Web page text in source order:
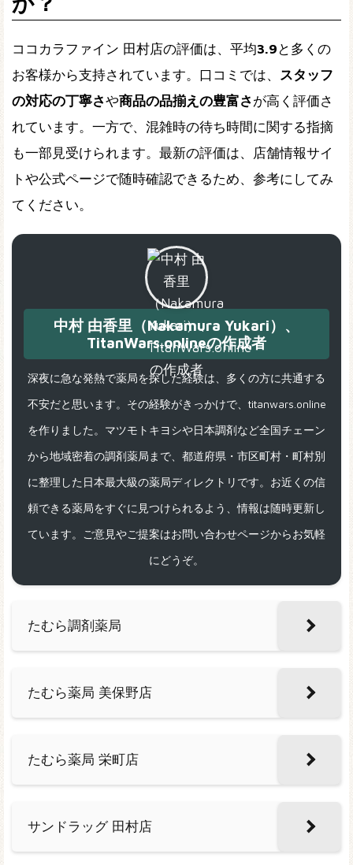
ココカラファイン 田村店の評価は、平均3.9 と多くの
お客様から支持されています。口コミでは、 スタッフ
の対応の丁寧さや商品の品揃えの豊富さが高く評価さ
れています。一方で、混雑時の待ち時間に関する指摘
も一部見受けられます。最新の評価は、店舗情報サイ
トや公式ページで随時確認できるため、参考にしてみ
てください。
中村 由香里（Nakamura Yukari）、
TitanWars.onlineの作成者
深夜に急な発熱で薬局を探した経験は、多くの方に共通する
不安だと思います。その経験がきっかけで、titanwars.online
を作りました。マツモトキヨシや日本調剤など全国チェーン
から地域密着の調剤薬局まで、都道府県・市区町村・町村別
に整理した日本最大級の薬局ディレクトリです。お近くの信
頼できる薬局をすぐに見つけられるよう、情報は随時更新し
ています。ご意見やご提案はお問い合わせページからお気軽
にどうぞ。
たむら調剤薬局
たむら薬局 美保野店
たむら薬局 栄町店
サンドラッグ 田村店